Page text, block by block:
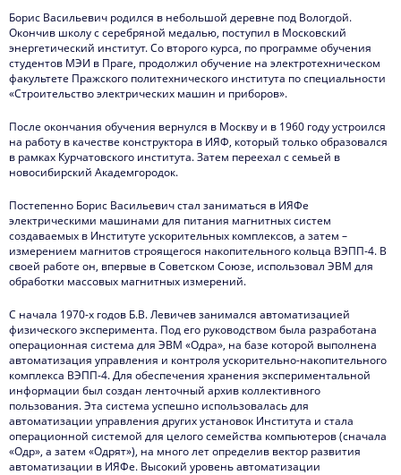
Борис Васильевич родился в небольшой деревне под Вологдой.
Окончив школу с серебряной медалью, поступил в Московский
энергетический институт. Со второго курса, по программе обучения
студентов МЭИ в Праге, продолжил обучение на электротехническом
факультете Пражского политехнического института по специальности
«Строительство электрических машин и приборов».
После окончания обучения вернулся в Москву и в 1960 году устроился
на работу в качестве конструктора в ИЯФ, который только образовался
в рамках Курчатовского института. Затем переехал с семьей в
новосибирский Академгородок.
Постепенно Борис Васильевич стал заниматься в ИЯФе
электрическими машинами для питания магнитных систем
создаваемых в Институте ускорительных комплексов, а затем –
измерением магнитов строящегося накопительного кольца ВЭПП-4. В
своей работе он, впервые в Советском Союзе, использовал ЭВМ для
обработки массовых магнитных измерений.
С начала 1970-х годов Б.В. Левичев занимался автоматизацией
физического эксперимента. Под его руководством была разработана
операционная система для ЭВМ «Одра», на базе которой выполнена
автоматизация управления и контроля ускорительно-накопительного
комплекса ВЭПП-4. Для обеспечения хранения экспериментальной
информации был создан ленточный архив коллективного
пользования. Эта система успешно использовалась для
автоматизации управления других установок Института и стала
операционной системой для целого семейства компьютеров (сначала
«Одр», а затем «Одрят»), на много лет определив вектор развития
автоматизации в ИЯФе. Высокий уровень автоматизации